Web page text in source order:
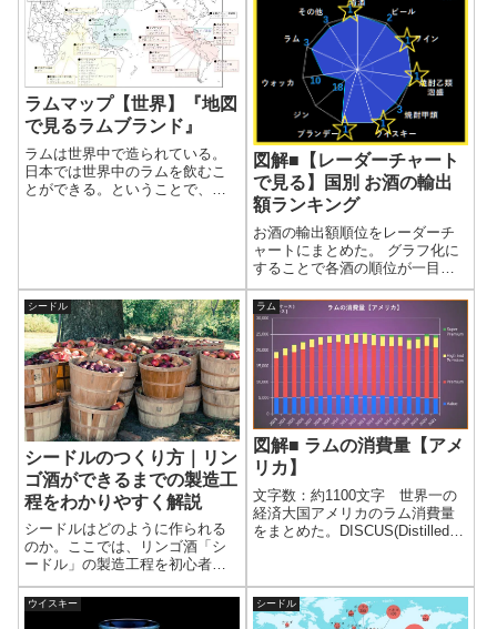
ラムマップ【世界】『地図
で見るラムブランド』
ラムは世界中で造られている。
日本では世界中のラムを飲むこ
とができる。ということで、日
ンドを知ることができる。
図解■【レーダーチャート
で見る】国別 お酒の輸出
額ランキング
お酒の輸出額順位をレーダーチ
ャートにまとめた。 グラフ化に
することで各酒の順位が一目で
わかる。 金額順位表も掲載。
シードル
シードルのつくり方｜リン
ゴ酒ができるまでの製造工
程をわかりやすく解説
シードルはどのように作られる
のか。ここでは、リンゴ酒「シ
ードル」の製造工程を初心者向
けにわかりやすく解説。発酵や
熟成、澱引き、自家製シードル
と酒税法についても紹介する。
ラム
図解■ ラムの消費量【アメ
リカ】
文字数：約1100文字 世界一の
経済大国アメリカのラム消費量
をまとめた。DISCUS(Distilled
の金額、消費量内訳をグラフに
した。 アメリカの流行り廃り
が...
ウイスキー シードル